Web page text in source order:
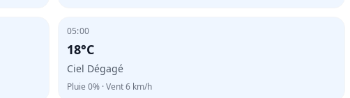
05:00
18°C
Ciel Dégagé
Pluie 0%· Vent6km/h